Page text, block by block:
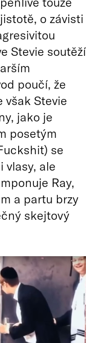
o závisti
Stevie soutěží
poučí, že
však Stevie
jako je
posetým
se
vlasy, ale
Ray,
a partu brzy
skejtový